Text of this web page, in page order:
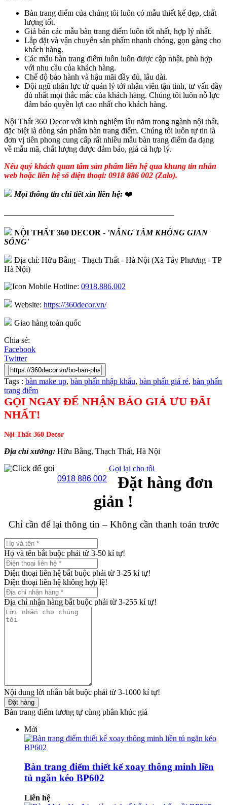
Bàn trang điểm của chúng tôi luôn có mẫu thiết kế đẹp, chất
lượng tốt.
Giá bán các mẫu bàn trang điểm luôn tốt nhất, hợp lý nhất.
Lắp đặt và vận chuyển sản phẩm nhanh chóng, gọn gàng cho
khách hàng.
Các mẫu bàn trang điểm luôn luôn được cập nhật, phù hợp
với nhu cầu của khách hàng.
Chế độ bảo hành và hậu mãi đầy đủ, lâu dài.
Đội ngũ nhân lực từ quản lý tới nhân viên tận tình, tư vấn đầy
đủ nhất mọi thắc mắc của khách hàng. Chúng tôi luôn nỗ lực
đảm bảo quyền lợi cao nhất cho khách hàng.
Nội Thất 360 Decor với kinh nghiệm lâu năm trong ngành nội thất,
đặc biệt là dòng sản phẩm bàn trang điểm. Chúng tôi luôn tự tin là
đơn vị tiên phong cung cấp rất nhiều mẫu bàn trang điểm đa dạng
về mẫu mã, chất lượng được đảm bảo, giá cả hợp lý.
Nếu quý khách quan tâm sản phẩm liên hệ qua khung tin nhắn
web hoặc liên hệ số điện thoại: 0918 886 002 (Zalo).
Mọi thông tin chi tiết xin liên hệ: ❤️
—————————————————————
NỘI THẤT 360 DECOR - 'NÂNG TẦM KHÔNG GIAN
SỐNG'
Địa chỉ: Hữu Bằng - Thạch Thất - Hà Nội (Xã Tây Phương - TP
Hà Nội)
Hotline: 0918.886.002
Website: https://360decor.vn/
Giao hàng toàn quốc
Chia sẻ:
Facebook
Twitter
Tags : bàn make up, bàn phấn nhập khẩu, bàn phấn giá rẻ, bàn phấn
trang điểm
GỌI NGAY ĐỂ NHẬN BÁO GIÁ ƯU ĐÃI
NHẤT!
Nội Thất 360 Decor
Địa chỉ xưởng: Hữu Bằng, Thạch Thất, Hà Nội
0918 886 002
Gọi lại cho tôi
Đặt hàng đơn
giản !
Chỉ cần để lại thông tin – Không cần thanh toán trước
Họ và tên bắt buộc phải từ 3-50 kí tự!
Điện thoại liên hệ bắt buộc phải từ 3-25 kí tự!
Điện thoại liên hệ không hợp lệ!
Địa chỉ nhận hàng bắt buộc phải từ 3-255 kí tự!
Nội dung lời nhắn bắt buộc phải từ 3-1000 kí tự!
Đặt hàng
Bàn trang điểm tương tự cùng phân khúc giá
Mới
Bàn trang điểm thiết kế xoay thông minh liền
tủ ngăn kéo BP602
Liên hệ